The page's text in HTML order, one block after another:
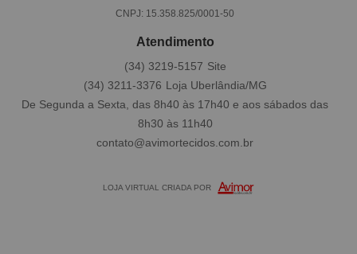
CNPJ: 15.358.825/0001-50
Atendimento
(34) 3211-3376
(34) 3219-5157
De Segunda a Sexta, das 8h40 às 17h40 e aos sábados das
8h30 às 11h40
contato@avimortecidos.com.br
LOJA VIRTUAL CRIADA POR